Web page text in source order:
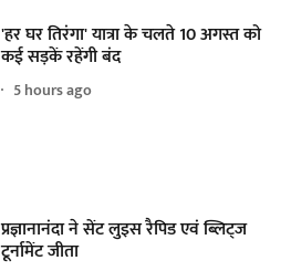
'हर घर तिरंगा' यात्रा के चलते 10 अगस्त को
कई सड़कें रहेंगी बंद
5 hours ago
प्रज्ञानानंदा ने सेंट लुइस रैपिड एवं ब्लिट्ज
टूर्नामेंट जीता